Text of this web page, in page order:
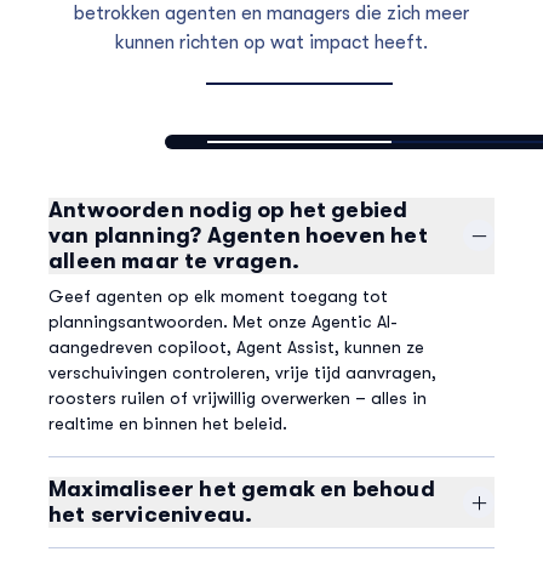
betrokken agenten en managers die zich meer
kunnen richten op wat impact heeft.
Antwoorden nodig op het gebied
van planning? Agenten hoeven het
alleen maar te vragen.
Geef agenten op elk moment toegang tot
planningsantwoorden. Met onze Agentic AI-
aangedreven copiloot, Agent Assist, kunnen ze
verschuivingen controleren, vrije tijd aanvragen,
roosters ruilen of vrijwillig overwerken – alles in
realtime en binnen het beleid.
Maximaliseer het gemak en behoud
het serviceniveau.